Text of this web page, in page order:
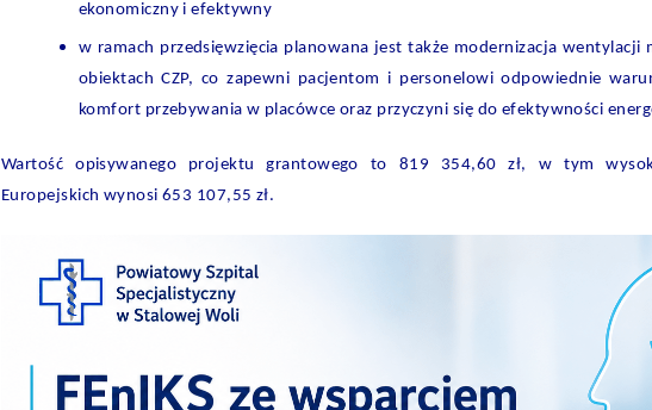
ekonomiczny i efektywny
w ramach przedsięwzięcia planowana jest także modernizacja wentylacji
obiektach CZP, co zapewni pacjentom i personelowi odpowiednie
komfort przebywania w placówce oraz przyczyni się do efektywności
Wartość opisywanego projektu grantowego to 819 354,60 zł, w tym
Europejskich wynosi 653 107,55 zł.